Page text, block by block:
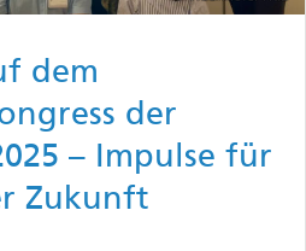
dem
der
– Impulse für
Zukunft